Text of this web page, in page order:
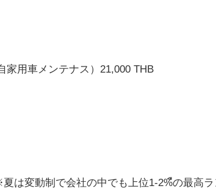
家用車メンテナス）21,000 THB
変動制で会社の中でも上位1-2%ืの最高ラ